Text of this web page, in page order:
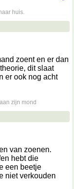
huis.
zoent en er dan
dit slaat
er ook nog acht
zijn mond
van zoenen.
hebt die
een beetje
niet verkouden